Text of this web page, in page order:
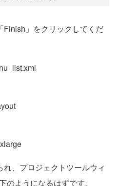
」をクリックしてくだ
、プロジェクトツールウィ
のようになるはずです。